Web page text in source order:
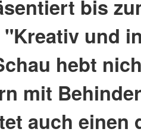
bis
und
hebt
mit
auch einen